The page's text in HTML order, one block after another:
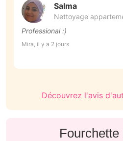
Salma
Nettoyage
Professional :)
Mira, il y a 2 jours
Découvrez l'avis